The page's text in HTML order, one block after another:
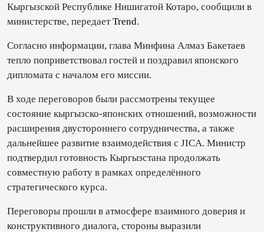
Кыргызской Республике Нишигатой Котаро, сообщили в
министерстве, передаетTrend.
Согласно информации, глава Минфина Алмаз Бакетаев
тепло поприветствовал гостей и поздравил японского
дипломата с началом его миссии.
В ходе переговоров были рассмотрены текущее
состояние кыргызско-японских отношений, возможности
расширения двустороннего сотрудничества, а также
дальнейшее развитие взаимодействия с JICA. Министр
подтвердил готовность Кыргызстана продолжать
совместную работу в рамках определённого
стратегического курса.
Переговоры прошли в атмосфере взаимного доверия и
конструктивного диалога, стороны выразили